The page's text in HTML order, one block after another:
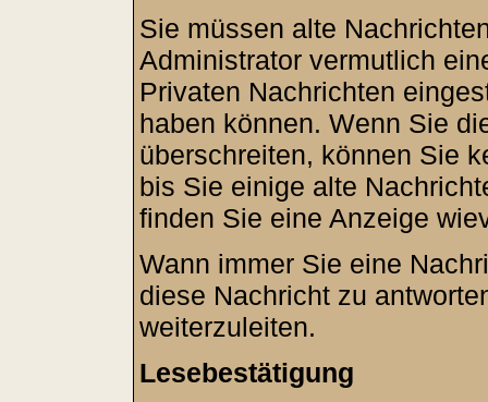
Sie müssen alte
Administrator vermutlich
Privaten Nachrichten
haben können. Wenn Sie
überschreiten, können Sie
bis Sie einige alte
finden Sie eine Anzeige
Wann immer Sie eine
diese Nachricht zu
weiterzuleiten.
Lesebestätigung